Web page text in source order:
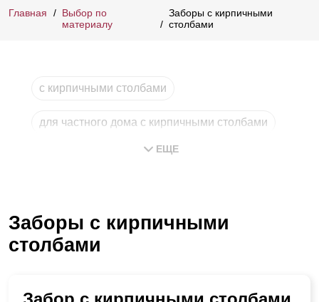
Главная
Выбор по
материалу
Заборы с кирпичными
столбами
с кирпичными столбами
для частного дома с кирпичными столбами
зеленый с кирпичными столбами
ЕЩЕ
Заборы с кирпичными
столбами